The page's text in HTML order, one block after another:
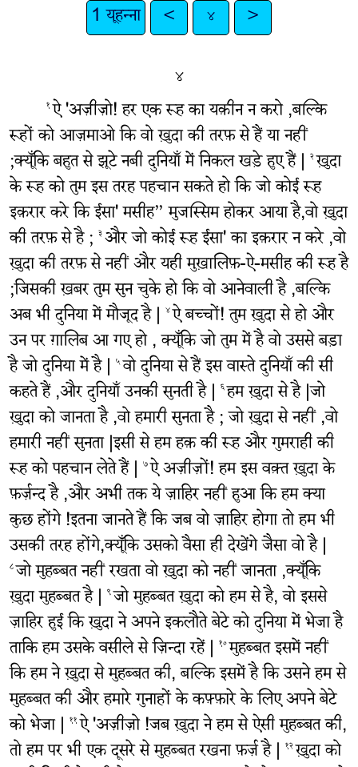
1 यूहन्ना < ४ >
४
१ऐ 'अज़ीज़ो! हर एक रूह का यक़ीन न करो ,बल्कि
रूहों को आज़माओ कि वो ख़ुदा की तरफ़ से हैं या नहीं
;क्यूँकि बहुत से झूटे नबी दुनियाँ में निकल खड़े हुए हैं | २ख़ुदा
के रूह को तुम इस तरह पहचान सकते हो कि जो कोई रूह
इक़रार करे कि ईसा' मसीह” मुजस्सिम होकर आया है,वो ख़ुदा
की तरफ़ से है ; ३और जो कोई रूह ईसा' का इक़रार न करे ,वो
ख़ुदा की तरफ़ से नहीं और यही मुख़ालिफ़-ऐ-मसीह की रूह है
;जिसकी ख़बर तुम सुन चुके हो कि वो आनेवाली है ,बल्कि
अब भी दुनिया में मौजूद है | ४ऐ बच्चों! तुम ख़ुदा से हो और
उन पर ग़ालिब आ गए हो , क्यूँकि जो तुम में है वो उससे बड़ा
है जो दुनिया में है | ५वो दुनिया से हैं इस वास्ते दुनियाँ की सी
कहते हैं ,और दुनियाँ उनकी सुनती है | ६हम ख़ुदा से है |जो
ख़ुदा को जानता है ,वो हमारी सुनता है ; जो ख़ुदा से नहीं ,वो
हमारी नहीं सुनता |इसी से हम हक़ की रूह और गुमराही की
रूह को पहचान लेते हैं | ७ऐ अज़ीज़ों! हम इस वक़्त ख़ुदा के
फ़र्ज़न्द है ,और अभी तक ये ज़ाहिर नहीं हुआ कि हम क्या
कुछ होंगे !इतना जानते हैं कि जब वो ज़ाहिर होगा तो हम भी
उसकी तरह होंगे,क्यूँकि उसको वैसा ही देखेंगे जैसा वो है |
८जो मुहब्बत नहीं रखता वो ख़ुदा को नहीं जानता ,क्यूँकि
ख़ुदा मुहब्बत है | ९जो मुहब्बत ख़ुदा को हम से है, वो इससे
ज़ाहिर हुई कि ख़ुदा ने अपने इकलौते बेटे को दुनिया में भेजा है
ताकि हम उसके वसीले से ज़िन्दा रहें | १०मुहब्बत इसमें नहीं
कि हम ने ख़ुदा से मुहब्बत की, बल्कि इसमें है कि उसने हम से
मुहब्बत की और हमारे गुनाहों के कफ़्फ़ारे के लिए अपने बेटे
को भेजा | ११ऐ 'अज़ीज़ो !जब ख़ुदा ने हम से ऐसी मुहब्बत की,
तो हम पर भी एक दूसरे से मुहब्बत रखना फ़र्ज़ है | १२ख़ुदा को